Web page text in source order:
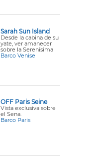
Sarah Sun Island
Desde la cabina de su
yate, ver amanecer
sobre la Serenísima
Barco Venise
OFF Paris Seine
Vista exclusiva sobre
el Sena.
Barco Paris